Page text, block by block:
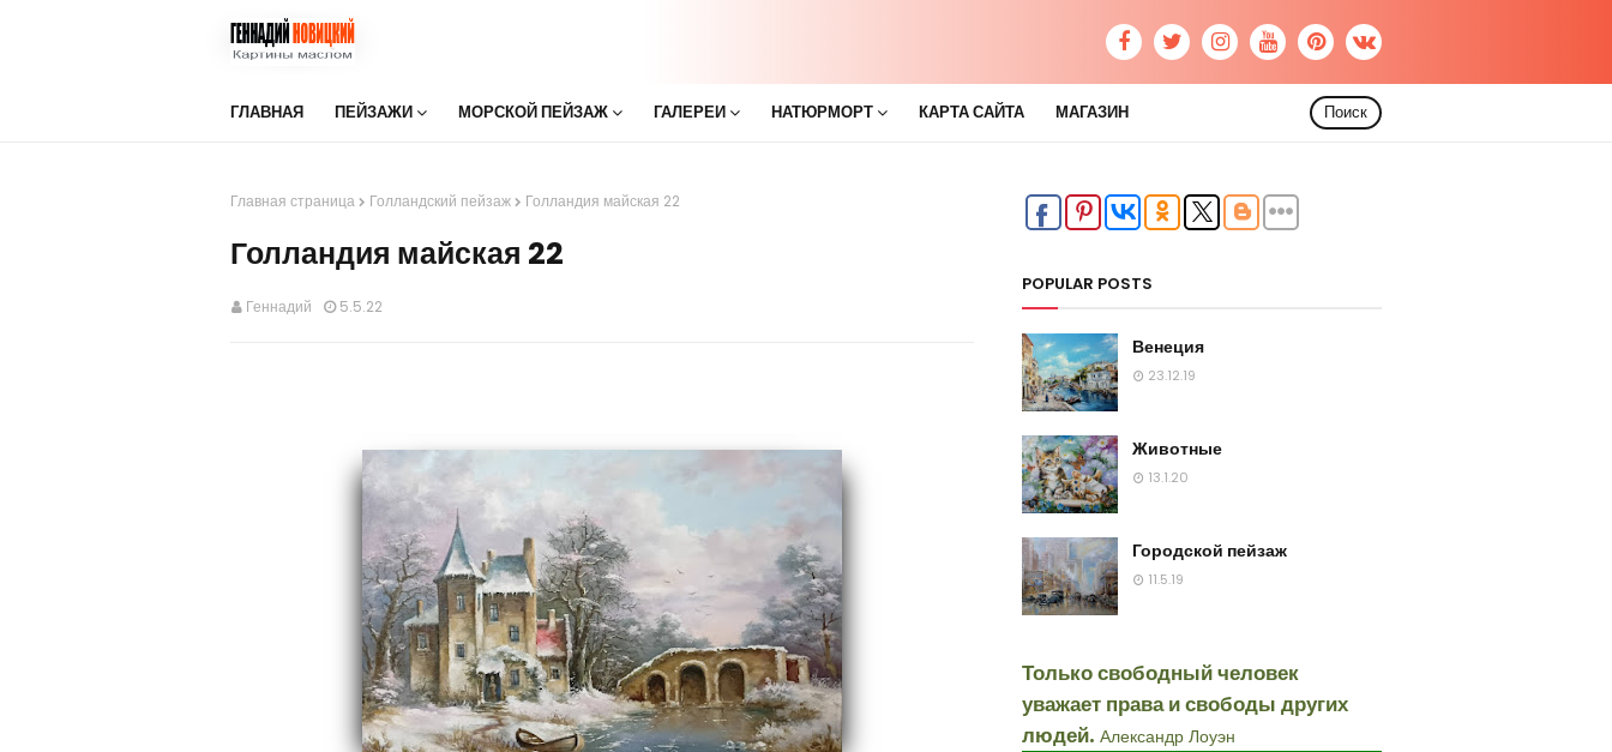
ГЛАВНАЯ ПЕЙЗАЖИ МОРСКОЙ ПЕЙЗАЖ ГАЛЕРЕИ НАТЮРМОРТ КАРТА САЙТА МАГАЗИН Поиск
Главная страница Голландский пейзаж Голландия майская 22
Голландия майская 22
Геннадий 5.5.22
POPULAR POSTS
Венеция
23.12.19
Животные
13.1.20
Городской пейзаж
11.5.19
Только свободный человек
уважает права и свободы других
людей. Александр Лоуэн